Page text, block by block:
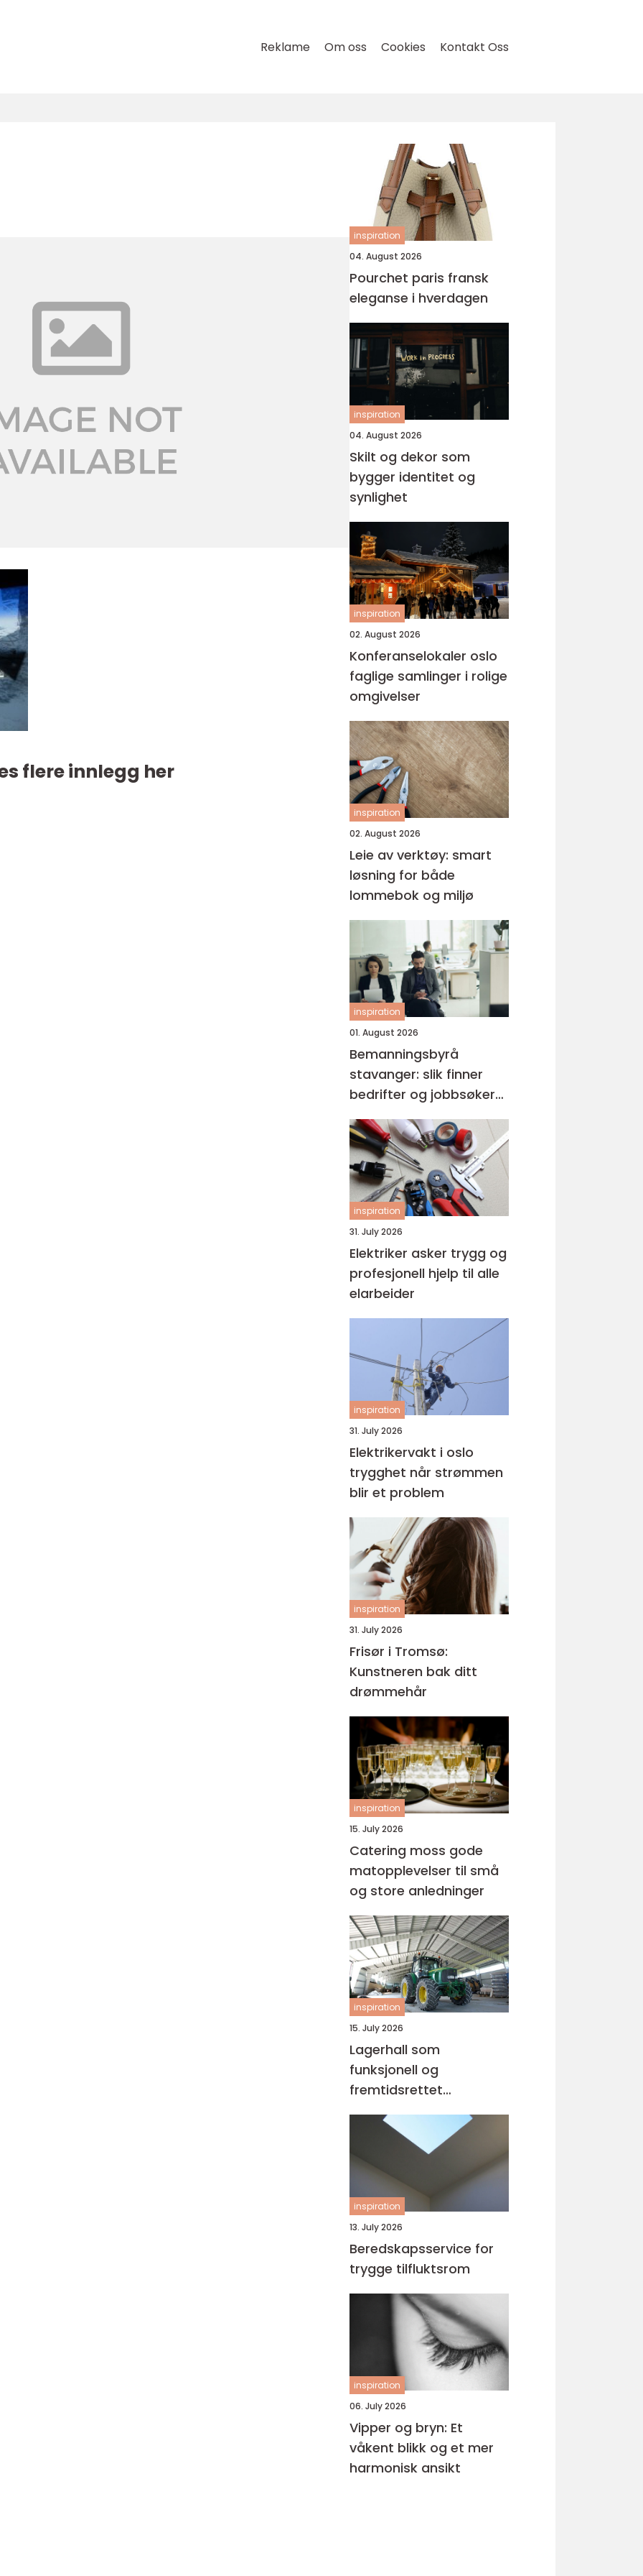
Reklame Om oss Cookies Kontakt Oss
flere innlegg her
inspiration
04. August 2026
Pourchet paris fransk
eleganse i hverdagen
inspiration
04. August 2026
Skilt og dekor som
bygger identitet og
synlighet
inspiration
02. August 2026
Konferanselokaler oslo
faglige samlinger i rolige
omgivelser
inspiration
02. August 2026
Leie av verktøy: smart
løsning for både
lommebok og miljø
inspiration
01. August 2026
Bemanningsbyrå
stavanger: slik finner
bedrifter og jobbsøkere
riktig match
inspiration
31. July 2026
Elektriker asker trygg og
profesjonell hjelp til alle
elarbeider
inspiration
31. July 2026
Elektrikervakt i oslo
trygghet når strømmen
blir et problem
inspiration
31. July 2026
Frisør i Tromsø:
Kunstneren bak ditt
drømmehår
inspiration
15. July 2026
Catering moss gode
matopplevelser til små
og store anledninger
inspiration
15. July 2026
Lagerhall som
funksjonell og
fremtidsrettet
bygningsløsning
inspiration
13. July 2026
Beredskapsservice for
trygge tilfluktsrom
inspiration
06. July 2026
Vipper og bryn: Et
våkent blikk og et mer
harmonisk ansikt